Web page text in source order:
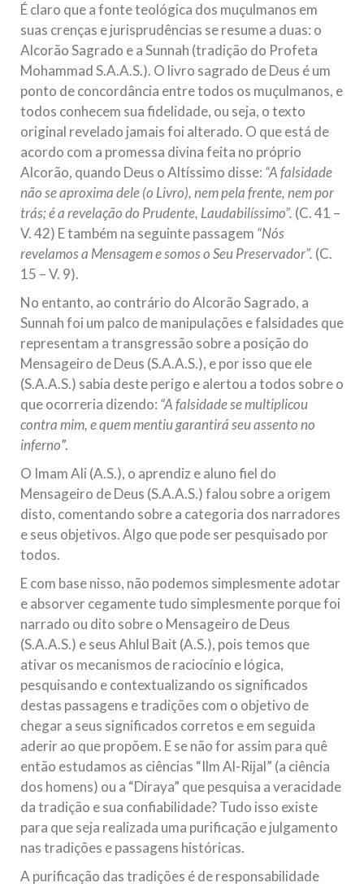
É claro que a fonte teológica dos muçulmanos em
suas crenças e jurisprudências se resume a duas: o
Alcorão Sagrado e a Sunnah (tradição do Profeta
Mohammad S.A.A.S.). O livro sagrado de Deus é um
ponto de concordância entre todos os muçulmanos, e
todos conhecem sua fidelidade, ou seja, o texto
original revelado jamais foi alterado. O que está de
acordo com a promessa divina feita no próprio
Alcorão, quando Deus o Altíssimo disse: “A falsidade
não se aproxima dele (o Livro), nem pela frente, nem por
trás; é a revelação do Prudente, Laudabilíssimo”. (C. 41 –
V. 42) E também na seguinte passagem “Nós
revelamos a Mensagem e somos o Seu Preservador”. (C.
15 – V. 9).
No entanto, ao contrário do Alcorão Sagrado, a
Sunnah foi um palco de manipulações e falsidades que
representam a transgressão sobre a posição do
Mensageiro de Deus (S.A.A.S.), e por isso que ele
(S.A.A.S.) sabia deste perigo e alertou a todos sobre o
que ocorreria dizendo: “A falsidade se multiplicou
contra mim, e quem mentiu garantirá seu assento no
inferno”.
O Imam Ali (A.S.), o aprendiz e aluno fiel do
Mensageiro de Deus (S.A.A.S.) falou sobre a origem
disto, comentando sobre a categoria dos narradores
e seus objetivos. Algo que pode ser pesquisado por
todos.
E com base nisso, não podemos simplesmente adotar
e absorver cegamente tudo simplesmente porque foi
narrado ou dito sobre o Mensageiro de Deus
(S.A.A.S.) e seus Ahlul Bait (A.S.), pois temos que
ativar os mecanismos de raciocínio e lógica,
pesquisando e contextualizando os significados
destas passagens e tradições com o objetivo de
chegar a seus significados corretos e em seguida
aderir ao que propõem. E se não for assim para quê
então estudamos as ciências “Ilm Al-Rijal” (a ciência
dos homens) ou a “Diraya” que pesquisa a veracidade
da tradição e sua confiabilidade? Tudo isso existe
para que seja realizada uma purificação e julgamento
nas tradições e passagens históricas.
A purificação das tradições é de responsabilidade